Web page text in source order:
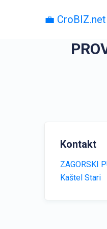
💼 CroBIZ.net
Kontakt
ZAGORSKI
Kaštel Stari